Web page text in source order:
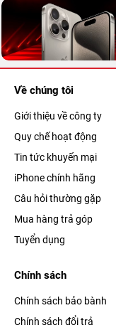
Về chúng tôi
Giới thiệu về công ty
Quy chế hoạt động
Tin tức khuyến mại
iPhone chính hãng
Câu hỏi thường gặp
Mua hàng trả góp
Tuyển dụng
Chính sách
Chính sách bảo bành
Chính sách đổi trả